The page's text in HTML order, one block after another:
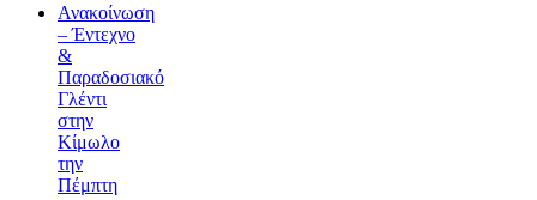
Ανακοίνωση
– Έντεχνο
&
Παραδοσιακό
Γλέντι
στην
Κίμωλο
την
Πέμπτη